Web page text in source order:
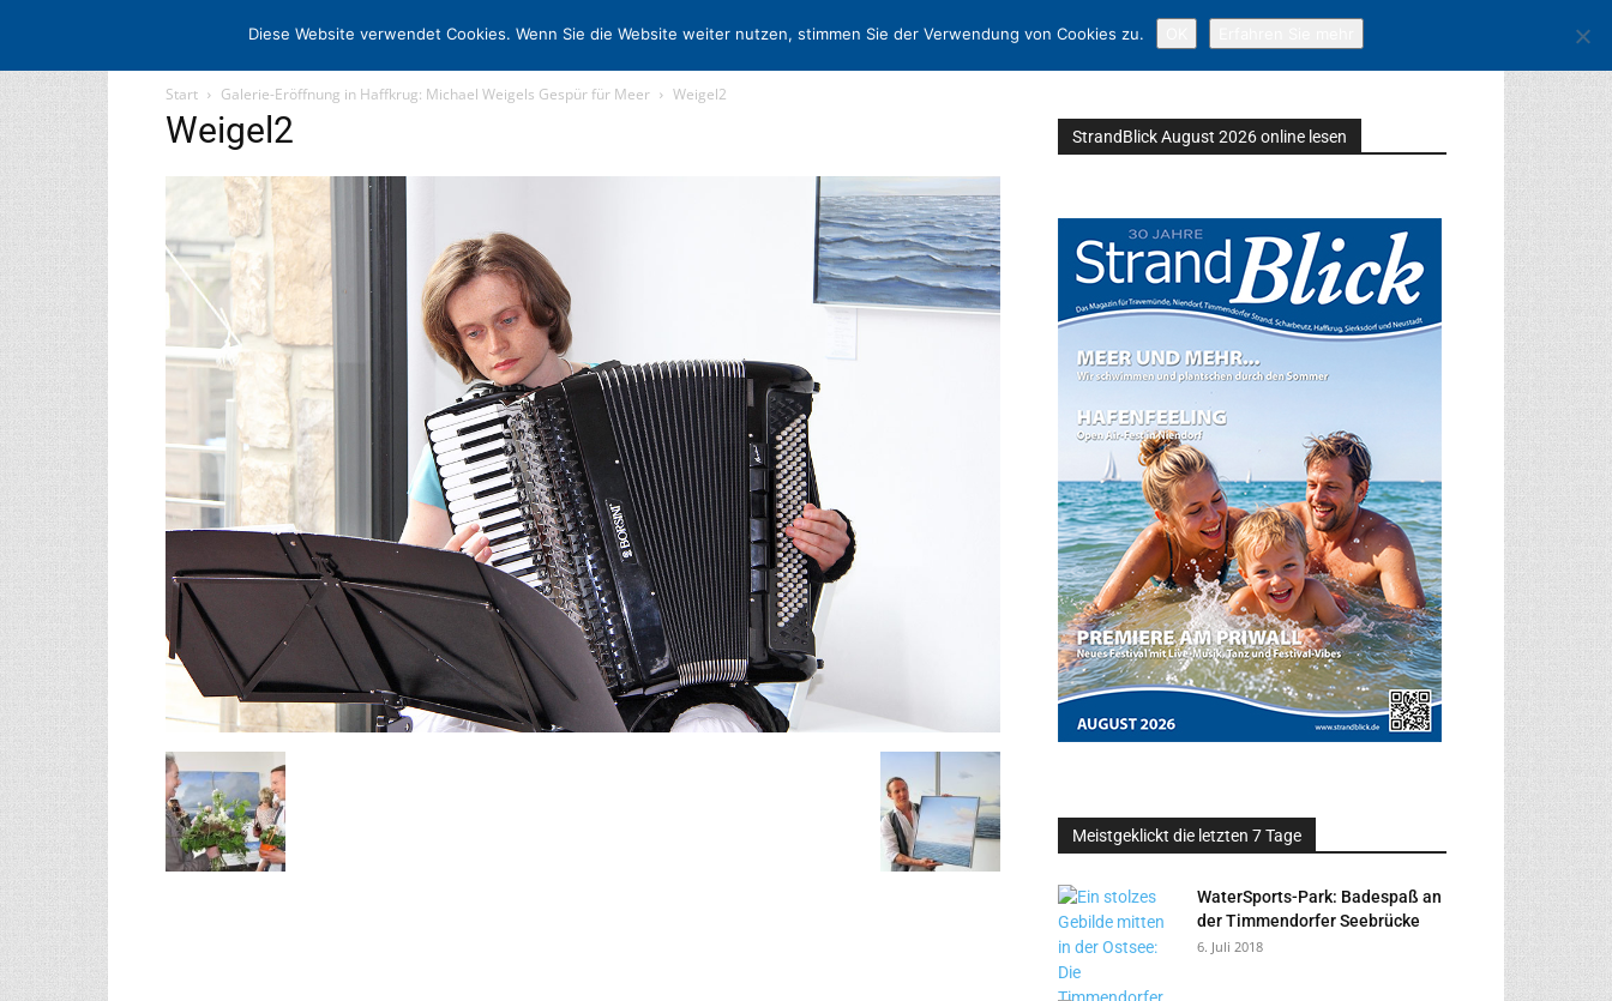
STARTSEITE ARCHIV MEDIADATEN KONTAKT
Start Galerie-Eröffnung in Haffkrug: Michael Weigels Gespür für Meer Weigel2
Weigel2 StrandBlick August 2026 online lesen
Meistgeklickt die letzten 7 Tage
WaterSports-Park: Badespaß an
der Timmendorfer Seebrücke
6. Juli 2018
Diese Website verwendet Cookies. Wenn Sie die Website weiter nutzen, stimmen Sie der Verwendung von Cookies zu.